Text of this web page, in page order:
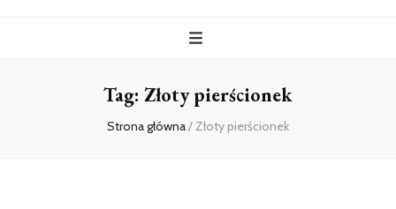
Tag: Złoty pierścionek
Strona główna/Złoty pierścionek